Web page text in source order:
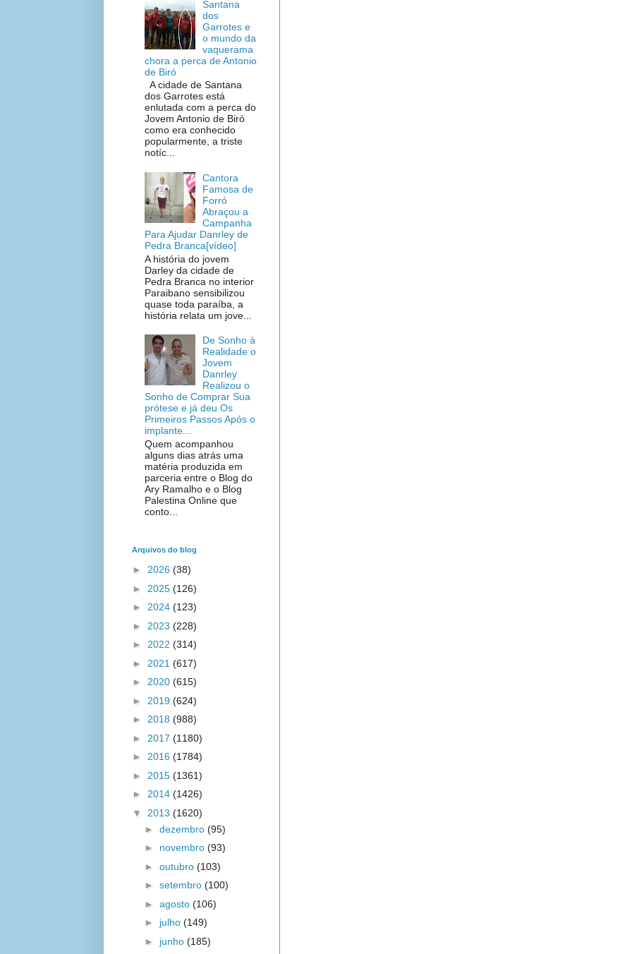
Santana
dos
Garrotes e
o mundo da
vaquerama
chora a perca de Antonio
de Biró
A cidade de Santana
dos Garrotes está
enlutada com a perca do
Jovem Antonio de Biró
como era conhecido
popularmente, a triste
notíc...
Cantora
Famosa de
Forró
Abraçou a
Campanha
Para Ajudar Danrley de
Pedra Branca[vídeo]
A história do jovem
Darley da cidade de
Pedra Branca no interior
Paraibano sensibilizou
quase toda paraíba, a
história relata um jove...
De Sonho à
Realidade o
Jovem
Danrley
Realizou o
Sonho de Comprar Sua
prótese e já deu Os
Primeiros Passos Após o
implante...
Quem acompanhou
alguns dias atrás uma
matéria produzida em
parceria entre o Blog do
Ary Ramalho e o Blog
Palestina Online que
conto...
Arquivos do blog
► 2026 (38)
► 2025 (126)
► 2024 (123)
► 2023 (228)
► 2022 (314)
► 2021 (617)
► 2020 (615)
► 2019 (624)
► 2018 (988)
► 2017 (1180)
► 2016 (1784)
► 2015 (1361)
► 2014 (1426)
▼ 2013 (1620)
► dezembro (95)
► novembro (93)
► outubro (103)
► setembro (100)
► agosto (106)
► julho (149)
► junho (185)